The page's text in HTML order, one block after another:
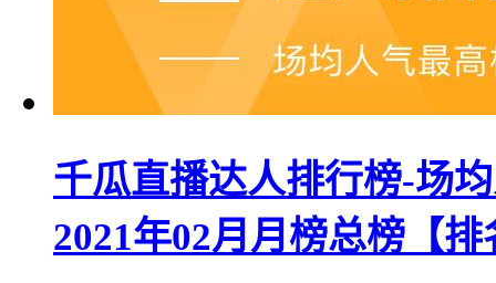
千瓜直播达人排行榜-场
2021年02月月榜总榜【